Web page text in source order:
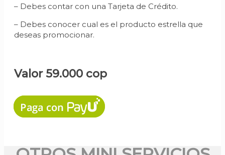
– Debes contar con una Tarjeta de Crédito.
– Debes conocer cual es el producto estrella que
deseas promocionar.
Valor 59.000 cop